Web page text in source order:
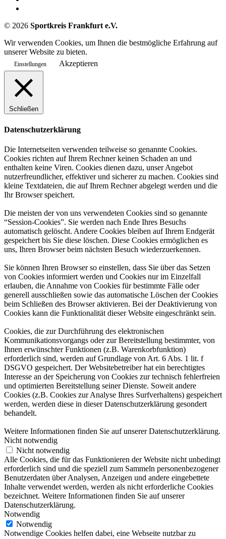
© 2026 Sportkreis Frankfurt e.V.
Wir verwenden Cookies, um Ihnen die bestmögliche Erfahrung auf
unserer Website zu bieten.
Einstellungen Akzeptieren
Schließen
Datenschutzerklärung
Die Internetseiten verwenden teilweise so genannte Cookies.
Cookies richten auf Ihrem Rechner keinen Schaden an und
enthalten keine Viren. Cookies dienen dazu, unser Angebot
nutzerfreundlicher, effektiver und sicherer zu machen. Cookies sind
kleine Textdateien, die auf Ihrem Rechner abgelegt werden und die
Ihr Browser speichert.
Die meisten der von uns verwendeten Cookies sind so genannte
“Session-Cookies”. Sie werden nach Ende Ihres Besuchs
automatisch gelöscht. Andere Cookies bleiben auf Ihrem Endgerät
gespeichert bis Sie diese löschen. Diese Cookies ermöglichen es
uns, Ihren Browser beim nächsten Besuch wiederzuerkennen.
Sie können Ihren Browser so einstellen, dass Sie über das Setzen
von Cookies informiert werden und Cookies nur im Einzelfall
erlauben, die Annahme von Cookies für bestimmte Fälle oder
generell ausschließen sowie das automatische Löschen der Cookies
beim Schließen des Browser aktivieren. Bei der Deaktivierung von
Cookies kann die Funktionalität dieser Website eingeschränkt sein.
Cookies, die zur Durchführung des elektronischen
Kommunikationsvorgangs oder zur Bereitstellung bestimmter, von
Ihnen erwünschter Funktionen (z.B. Warenkorbfunktion)
erforderlich sind, werden auf Grundlage von Art. 6 Abs. 1 lit. f
DSGVO gespeichert. Der Websitebetreiber hat ein berechtigtes
Interesse an der Speicherung von Cookies zur technisch fehlerfreien
und optimierten Bereitstellung seiner Dienste. Soweit andere
Cookies (z.B. Cookies zur Analyse Ihres Surfverhaltens) gespeichert
werden, werden diese in dieser Datenschutzerklärung gesondert
behandelt.
Weitere Informationen finden Sie auf unserer Datenschutzerklärung.
Nicht notwendig
Nicht notwendig
Alle Cookies, die für das Funktionieren der Website nicht unbedingt
erforderlich sind und die speziell zum Sammeln personenbezogener
Benutzerdaten über Analysen, Anzeigen und andere eingebettete
Inhalte verwendet werden, werden als nicht erforderliche Cookies
bezeichnet. Weitere Informationen finden Sie auf unserer
Datenschutzerklärung.
Notwendig
Notwendig
Notwendige Cookies helfen dabei, eine Webseite nutzbar zu